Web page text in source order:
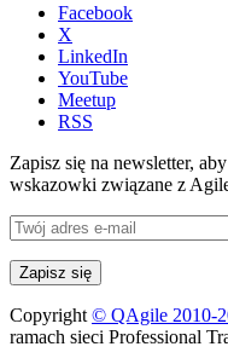
Facebook
X
LinkedIn
YouTube
Meetup
RSS
Zapisz się na newsletter,
wskazowki związane z
Copyright © QAgile 2010-
ramach sieci Professional